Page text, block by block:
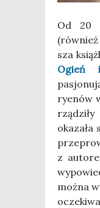
Od 20
sza
Ogień
ry­enów
oka­za­ła
z
moż­na